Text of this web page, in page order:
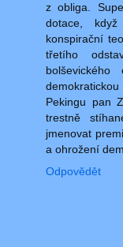
z obliga.
dotace,
konspirační
třetího
Pekingu pan
trestně
jmenovat
a ohrožení
Odpovědět